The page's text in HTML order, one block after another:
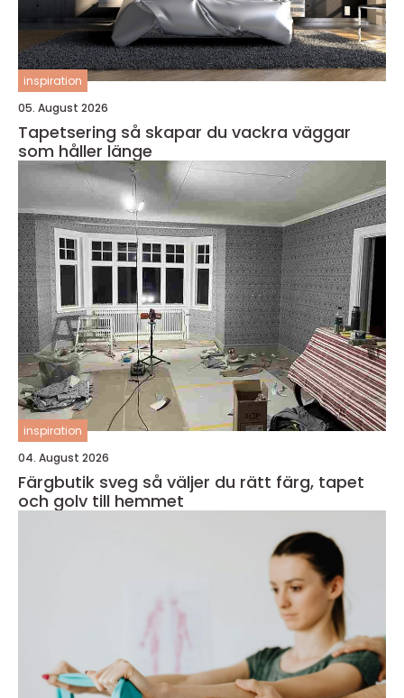
inspiration
05. August 2026
Tapetsering så skapar du vackra väggar
som håller länge
inspiration
04. August 2026
Färgbutik sveg så väljer du rätt färg, tapet
och golv till hemmet